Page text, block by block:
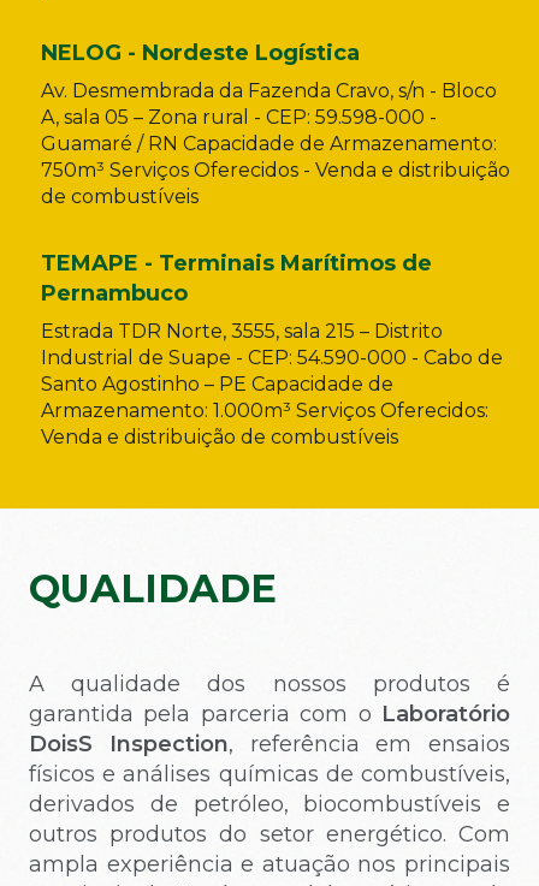
NELOG - Nordeste Logística
Av. Desmembrada da Fazenda Cravo, s/n - Bloco
A, sala 05 – Zona rural - CEP: 59.598-000 -
Guamaré / RN Capacidade de Armazenamento:
750m³ Serviços Oferecidos - Venda e distribuição
de combustíveis
TEMAPE - Terminais Marítimos de
Pernambuco
Estrada TDR Norte, 3555, sala 215 – Distrito
Industrial de Suape - CEP: 54.590-000 - Cabo de
Santo Agostinho – PE Capacidade de
Armazenamento: 1.000m³ Serviços Oferecidos:
Venda e distribuição de combustíveis
QUALIDADE
A qualidade dos nossos produtos é
garantida pela parceria com o Laboratório
DoisS Inspection, referência em ensaios
físicos e análises químicas de combustíveis,
derivados de petróleo, biocombustíveis e
outros produtos do setor energético. Com
ampla experiência e atuação nos principais